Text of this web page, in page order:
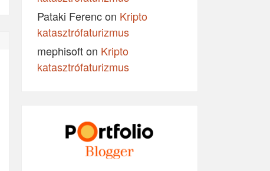
Pataki Ferencon Kripto
katasztrófaturizmus
mephisofton Kripto
katasztrófaturizmus